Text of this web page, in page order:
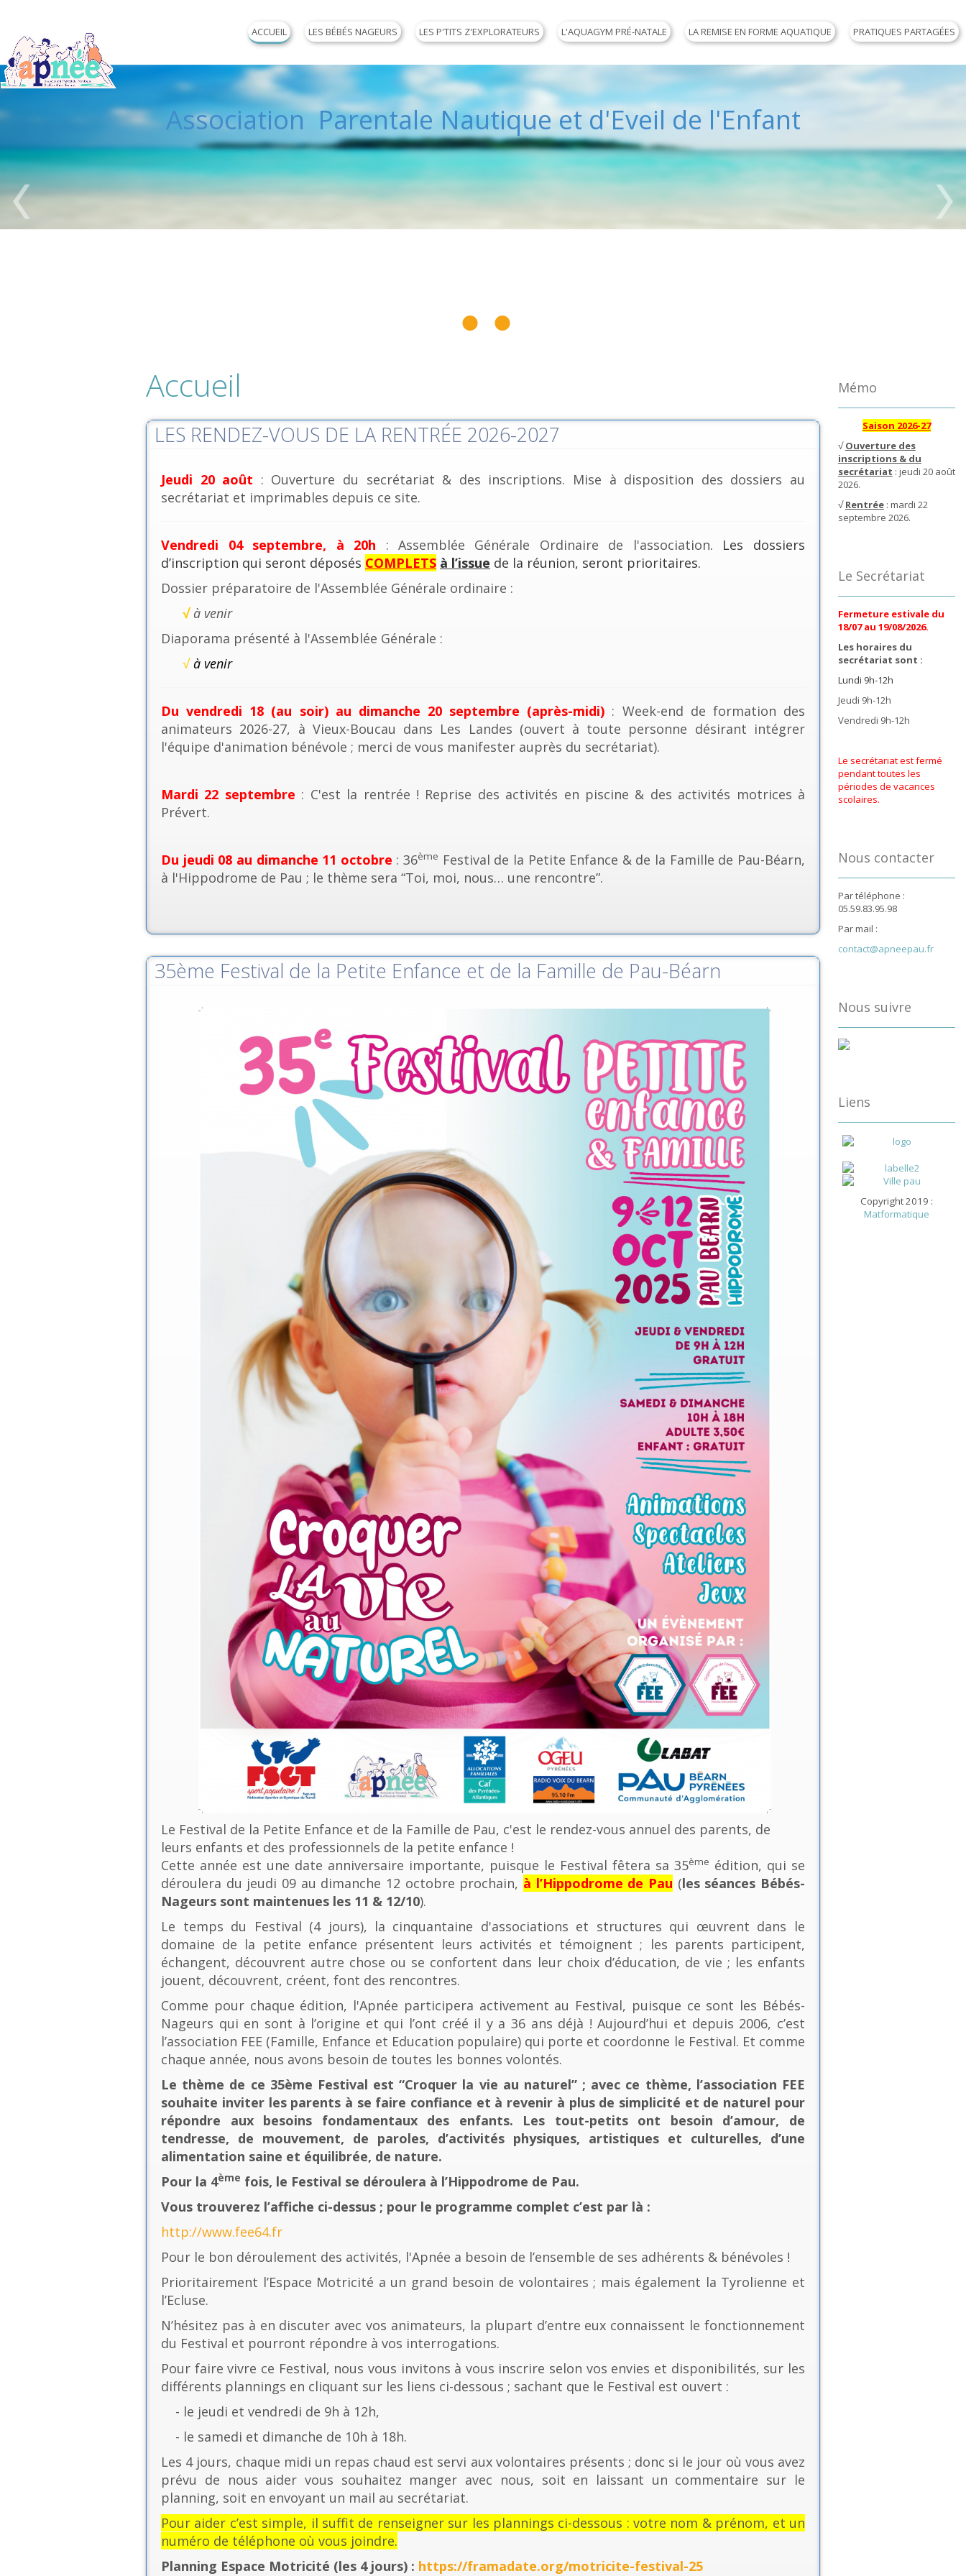
ACCUEIL LES BÉBÉS NAGEURS LES P'TITS Z'EXPLORATEURS L'AQUAGYM PRÉ-NATALE LA REMISE EN FORME AQUATIQUE PRATIQUES PARTAGÉES
Association Parentale Nautique et d'Eveil de l'Enfant
Accueil
LES RENDEZ-VOUS DE LA RENTRÉE 2026-2027
Jeudi 20 août : Ouverture du secrétariat & des inscriptions. Mise à disposition des dossiers au
secrétariat et imprimables depuis ce site.
Vendredi 04 septembre, à 20h : Assemblée Générale Ordinaire de l'association. Les dossiers
d’inscription qui seront déposés COMPLETS à l’issue de la réunion, seront prioritaires.
Dossier préparatoire de l'Assemblée Générale ordinaire :
√ à venir
Diaporama présenté à l'Assemblée Générale :
√à venir
Du vendredi 18 (au soir) au dimanche 20 septembre (après-midi) : Week-end de formation des
animateurs 2026-27, à Vieux-Boucau dans Les Landes (ouvert à toute personne désirant intégrer
l'équipe d'animation bénévole ; merci de vous manifester auprès du secrétariat).
Mardi 22 septembre : C'est la rentrée ! Reprise des activités en piscine & des activités motrices à
Prévert.
Du jeudi 08 au dimanche 11 octobre : 36ème Festival de la Petite Enfance & de la Famille de Pau-Béarn,
à l'Hippodrome de Pau ; le thème sera “Toi, moi, nous… une rencontre”.
35ème Festival de la Petite Enfance et de la Famille de Pau-Béarn
Le Festival de la Petite Enfance et de la Famille de Pau, c'est le rendez-vous annuel des parents, de
leurs enfants et des professionnels de la petite enfance !
Cette année est une date anniversaire importante, puisque le Festival fêtera sa 35ème édition, qui se
déroulera du jeudi 09 au dimanche 12 octobre prochain, à l’Hippodrome de Pau (les séances Bébés-
Nageurs sont maintenues les 11 & 12/10).
Le temps du Festival (4 jours), la cinquantaine d'associations et structures qui œuvrent dans le
domaine de la petite enfance présentent leurs activités et témoignent ; les parents participent,
échangent, découvrent autre chose ou se confortent dans leur choix d’éducation, de vie ; les enfants
jouent, découvrent, créent, font des rencontres.
Comme pour chaque édition, l'Apnée participera activement au Festival, puisque ce sont les Bébés-
Nageurs qui en sont à l’origine et qui l’ont créé il y a 36 ans déjà ! Aujourd’hui et depuis 2006, c’est
l’association FEE (Famille, Enfance et Education populaire) qui porte et coordonne le Festival. Et comme
chaque année, nous avons besoin de toutes les bonnes volontés.
Le thème de ce 35ème Festival est “Croquer la vie au naturel” ; avec ce thème, l’association FEE
souhaite inviter les parents à se faire confiance et à revenir à plus de simplicité et de naturel pour
répondre aux besoins fondamentaux des enfants. Les tout-petits ont besoin d’amour, de
tendresse, de mouvement, de paroles, d’activités physiques, artistiques et culturelles, d’une
alimentation saine et équilibrée, de nature.
Pour la 4ème fois, le Festival se déroulera à l’Hippodrome de Pau.
Vous trouverez l’affiche ci-dessus ; pour le programme complet c’est par là :
http://www.fee64.fr
Pour le bon déroulement des activités, l'Apnée a besoin de l’ensemble de ses adhérents & bénévoles !
Prioritairement l’Espace Motricité a un grand besoin de volontaires ; mais également la Tyrolienne et
l’Ecluse.
N’hésitez pas à en discuter avec vos animateurs, la plupart d’entre eux connaissent le fonctionnement
du Festival et pourront répondre à vos interrogations.
Pour faire vivre ce Festival, nous vous invitons à vous inscrire selon vos envies et disponibilités, sur les
différents plannings en cliquant sur les liens ci-dessous ; sachant que le Festival est ouvert :
- le jeudi et vendredi de 9h à 12h,
- le samedi et dimanche de 10h à 18h.
Les 4 jours, chaque midi un repas chaud est servi aux volontaires présents ; donc si le jour où vous avez
prévu de nous aider vous souhaitez manger avec nous, soit en laissant un commentaire sur le
planning, soit en envoyant un mail au secrétariat.
Pour aider c’est simple, il suffit de renseigner sur les plannings ci-dessous : votre nom & prénom, et un
numéro de téléphone où vous joindre.
Planning Espace Motricité (les 4 jours) : https://framadate.org/motricite-festival-25
Mémo
Saison 2026-27
√Ouverture des
inscriptions & du
secrétariat : jeudi 20 août
2026.
√Rentrée: mardi 22
septembre 2026.
Le Secrétariat
Fermeture estivale du
18/07 au 19/08/2026.
Les horaires du
secrétariat sont :
Lundi 9h-12h
Jeudi 9h-12h
Vendredi 9h-12h
Le secrétariat est fermé
pendant toutes les
périodes de vacances
scolaires.
Nous contacter
Par téléphone :
05.59.83.95.98
Par mail :
contact@apneepau.fr
Nous suivre
Liens
Copyright 2019 :
Matformatique